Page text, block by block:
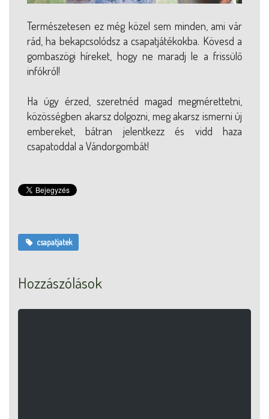
Természetesen ez még közel sem minden, ami vár
rád, ha bekapcsolódsz a csapatjátékokba. Kövesd a
gombaszögi híreket, hogy ne maradj le a frissülő
infókról!
Ha úgy érzed, szeretnéd magad megmérettetni,
közösségben akarsz dolgozni, meg akarsz ismerni új
embereket, bátran jelentkezz és vidd haza
csapatoddal a Vándorgombát!
csapatjatek
Hozzászólások